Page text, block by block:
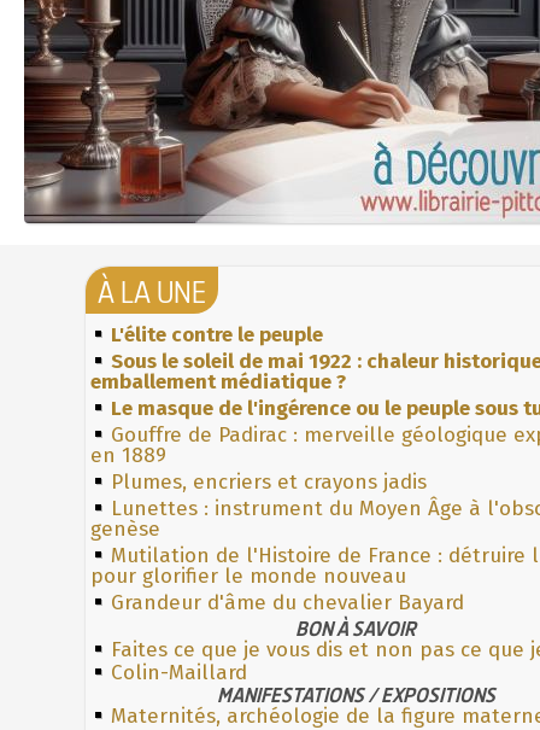
À LA UNE
L'élite contre le peuple
Sous le soleil de mai 1922 : chaleur
emballement médiatique ?
Le masque de l'ingérence ou le peuple sous
Gouffre de Padirac : merveille géologique
en 1889
Plumes, encriers et crayons jadis
Lunettes : instrument du Moyen Âge à
genèse
Mutilation de l'Histoire de France : détruire
pour glorifier le monde nouveau
Grandeur d'âme du chevalier Bayard
BON À SAVOIR
Faites ce que je vous dis et non pas ce que
Colin-Maillard
MANIFESTATIONS / EXPOSITIONS
Maternités, archéologie de la figure